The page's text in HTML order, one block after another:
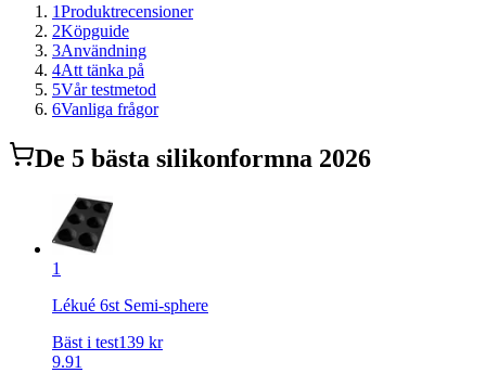
1Produktrecensioner
2Köpguide
3Användning
4Att tänka på
5Vår testmetod
6Vanliga frågor
De 5 bästa silikonformna 2026
1
Lékué 6st Semi-sphere
Bäst i test139 kr
9.91